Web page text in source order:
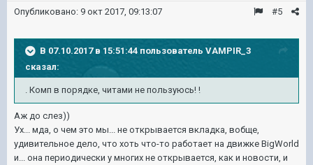
#5
Опубликовано: 9 окт 2017, 09:13:07
В 07.10.2017 в 15:51:44 пользователь VAMPIR_3
сказал:
. Комп в порядке, читами не пользуюсь! !
Аж до слез))
Ух... мда, о чем это мы... не открывается вкладка, вобще,
удивительное дело, что хоть что-то работает на движке BigWorld
и... она периодически у многих не открывается, как и новости, и